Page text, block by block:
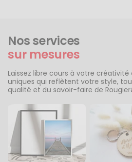
Nos services
sur mesures
Laissez libre cours à votre
uniques qui reflètent votre style,
qualité et du savoir-faire de